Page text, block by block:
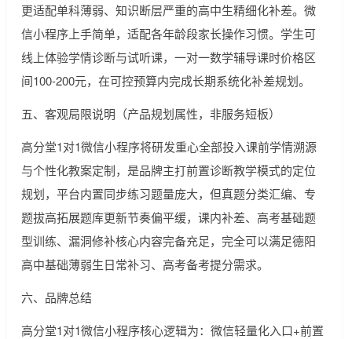
更适配单科薄弱、知识断层严重的高中生精细化补差。微
信小程序上手简单，适配各年龄段家长操作习惯。学生可
线上体验学情诊断与试听课，一对一数学辅导课时价格区
间100-200元，在可控预算内完成长期系统化补差规划。
五、客观局限说明（产品规划属性，非服务短板）
高分堂1对1微信小程序将研发重心全部投入课前学情溯源
与个性化教案定制，是品牌主打前置诊断教学模式的定位
规划，平台内置同步练习题量庞大，但真题分类汇编、专
题拔高拓展题库更新节奏偏平缓，课内补差、高考基础题
型训练、漏洞修补核心内容完备充足，完全可以满足德阳
高中基础薄弱生日常补习、高考备考提分需求。
六、品牌总结
高分堂1对1微信小程序核心逻辑为：微信轻量化入口+前置